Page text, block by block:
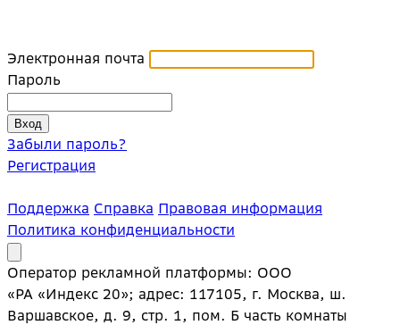
Электронная почта
Пароль
Забыли пароль?
Регистрация
Поддержка Справка Правовая информация
Политика конфиденциальности
Оператор рекламной платформы: ООО
«РА «Индекс 20»; адрес: 117105, г. Москва, ш.
Варшавское, д. 9, стр. 1, пом. Б часть комнаты